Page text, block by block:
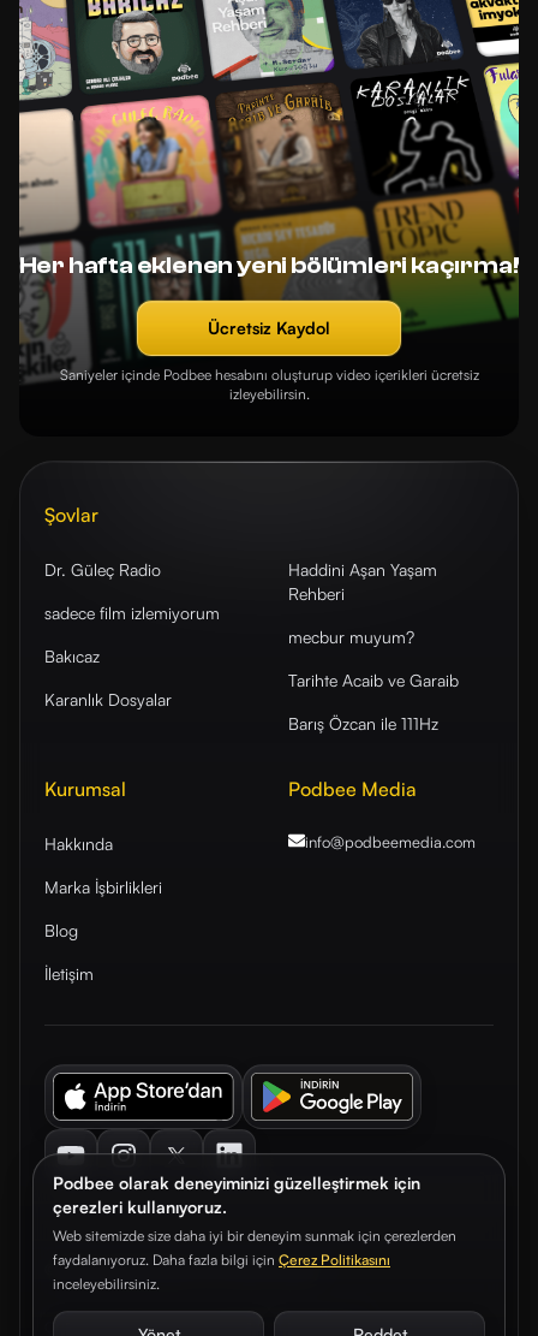
Podbee olarak deneyiminizi güzelleştirmek için
çerezleri kullanıyoruz.
Web sitemizde size daha iyi bir deneyim sunmak için çerezlerden
faydalanıyoruz. Daha fazla bilgi için Çerez Politikasını
inceleyebilirsiniz.
Her hafta eklenen yeni bölümleri kaçırma!
Ücretsiz Kaydol
Saniyeler içinde Podbee hesabını oluşturup video içerikleri ücretsiz
izleyebilirsin.
Şovlar
Dr. Güleç Radio
sadece film izlemiyorum
Bakıcaz
Karanlık Dosyalar
Haddini Aşan Yaşam
Rehberi
mecbur muyum?
Tarihte Acaib ve Garaib
Barış Özcan ile 111Hz
Kurumsal
Hakkında
Marka İşbirlikleri
Blog
İletişim
Podbee Media
info@podbeemedia.com
© 2026. Podbee Media. Tüm hakları saklıdır.
Çerez TercihleriAydınlatma Metni Gizlilik Sözleşmesi